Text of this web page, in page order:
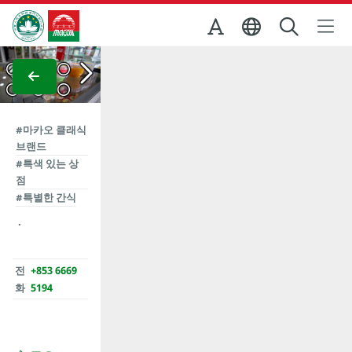
Skip to Main Content
마카오정부관광청
이미지 보기 전체 이미지 보기
#마카오 클래식
브랜드
#특색 있는 상
점
#특별한 간식
전
화
+853 6669
5194